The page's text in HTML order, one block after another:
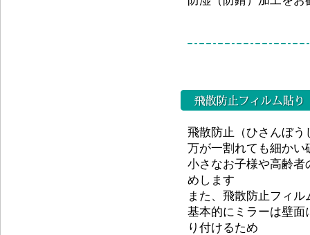
飛散防止（ひさんぼ
万が一割れても細か
小さなお子様や高齢
めします
また、飛散防止フィ
基本的にミラーは壁
り付けるため